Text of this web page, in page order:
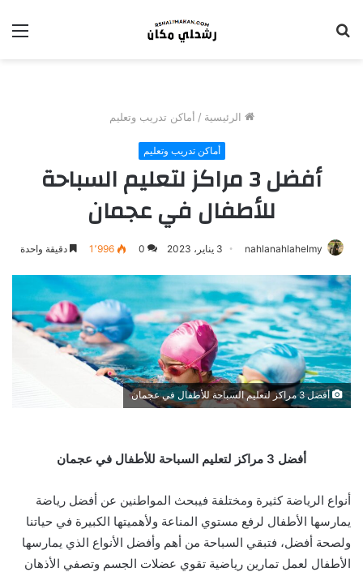
الرئيسية / أماكن تدريب وتعليم
أماكن تدريب وتعليم
أفضل 3 مراكز لتعليم السباحة
للأطفال في عجمان
nahlanahlahelmy 3 يناير، 2023 0 1٬996 دقيقة واحدة
أفضل 3 مراكز لتعليم السباحة للأطفال في عجمان
أفضل 3 مراكز لتعليم السباحة للأطفال في عجمان
أنواع الرياضة كثيرة ومختلفة فيبحث المواطنين عن أفضل رياضة
يمارسها الأطفال لرفع مستوي المناعة ولأهميتها الكبيرة في حياتنا
ولصحة أفضل، فتبقي السباحة من أهم وأفضل الأنواع الذي يمارسها
الأطفال لعمل تمارين رياضية تقوي عضلات الجسم وتصفي الأذهان